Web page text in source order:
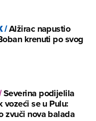
/Alžirac napustio
krenuti po svog
Severina podijelila
se u Pulu:
zvuči nova balada